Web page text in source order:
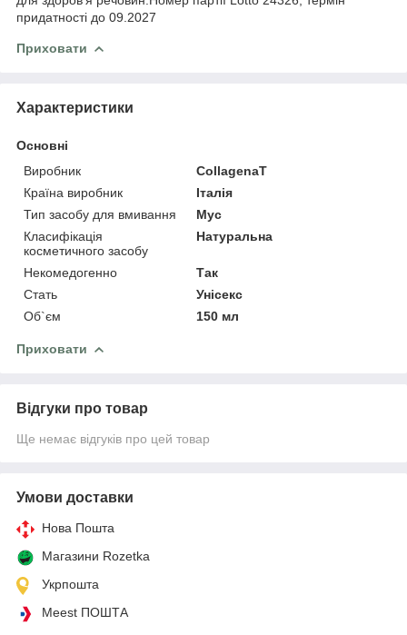
придатності до 09.2027
Приховати
Характеристики
Основні
Виробник
CollagenaT
Країна виробник
Італія
Тип засобу для вмивання
Мус
Класифікація
косметичного засобу
Натуральна
Некомедогенно
Так
Стать
Унісекс
Об`єм
150 мл
Приховати
Відгуки про товар
Ще немає відгуків про цей товар
Умови доставки
Нова Пошта
Магазини Rozetka
Укрпошта
Meest ПОШТА